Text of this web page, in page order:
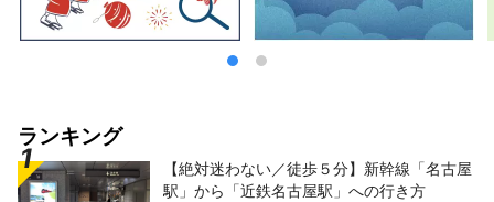
ランキング
【絶対迷わない／徒歩５分】新幹線「名古屋
駅」から「近鉄名古屋駅」への行き方